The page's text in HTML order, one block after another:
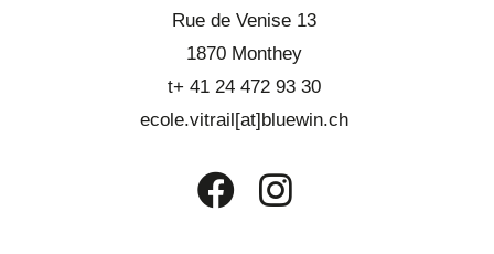
Rue de Venise 13
1870 Monthey
t+ 41 24 472 93 30
ecole.vitrail[at]bluewin.ch